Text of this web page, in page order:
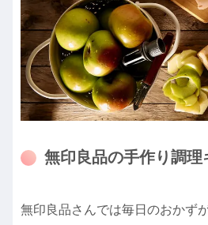
無印良品の手作り調理
無印良品さんでは毎日のおかず